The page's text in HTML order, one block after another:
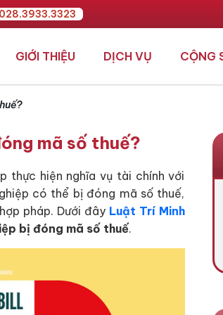
GIỚI THIỆU DỊCH VỤ CỘNG
mã số thuế?
thực hiện nghĩa vụ tài chính với
có thể bị đóng mã số thuế,
pháp. Dưới đây Luật Trí Minh
bị đóng mã số thuế.